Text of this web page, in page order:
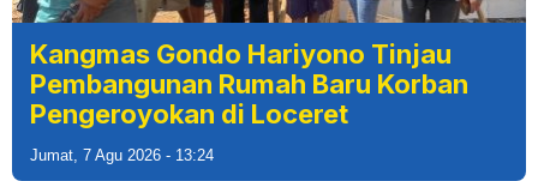
Kangmas Gondo Hariyono Tinjau
Pembangunan Rumah Baru Korban
Pengeroyokan di Loceret
Jumat, 7 Agu 2026 - 13:24